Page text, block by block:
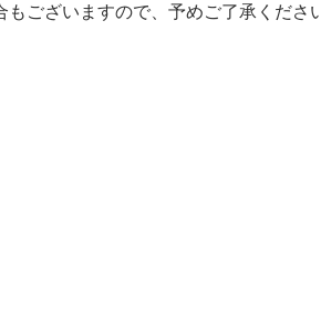
ございますので、予めご了承くださ